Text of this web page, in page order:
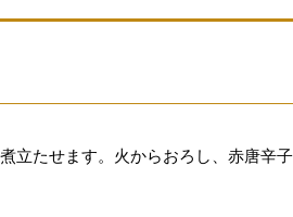
立たせます。火からおろし、赤唐辛子